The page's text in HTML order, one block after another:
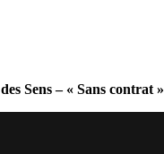
Sens – « Sans contrat »